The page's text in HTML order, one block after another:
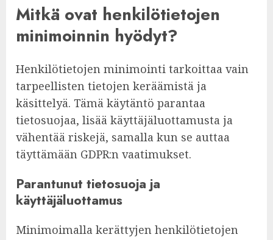
Mitkä ovat henkilötietojen
minimoinnin hyödyt?
Henkilötietojen minimointi tarkoittaa vain
tarpeellisten tietojen keräämistä ja
käsittelyä. Tämä käytäntö parantaa
tietosuojaa, lisää käyttäjäluottamusta ja
vähentää riskejä, samalla kun se auttaa
täyttämään GDPR:n vaatimukset.
Parantunut tietosuoja ja
käyttäjäluottamus
Minimoimalla kerättyjen henkilötietojen